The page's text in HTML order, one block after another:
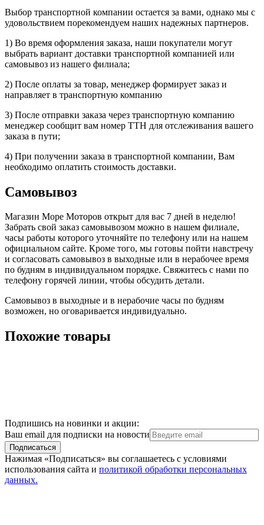
Выбор транспортной компании остается за вами, однако мы с
удовольствием порекомендуем наших надежных партнеров.
1) Во время оформления заказа, наши покупатели могут
выбрать вариант доставки транспортной компанией или
самовывоз из нашего филиала;
2) После оплаты за товар, менеджер формирует заказ и
направляет в транспортную компанию
3) После отправки заказа через транспортную компанию
менеджер сообщит вам номер ТТН для отслеживания вашего
заказа в пути;
4) При получении заказа в транспортной компании, Вам
необходимо оплатить стоимость доставки.
Самовывоз
Магазин Море Моторов открыт для вас 7 дней в неделю!
Забрать свой заказ самовывозом можно в нашем филиале,
часы работы которого уточняйте по телефону или на нашем
официальном сайте. Кроме того, мы готовы пойти навстречу
и согласовать самовывоз в выходные или в нерабочее время
по будням в индивидуальном порядке. Свяжитесь с нами по
телефону горячей линии, чтобы обсудить детали.
Самовывоз в выходные и в нерабочие часы по будням
возможен, но оговаривается индивидуально.
Похожие товары
Подпишись на новинки и акции:
Ваш email для подписки на новости
Подписаться
Нажимая «Подписаться» вы соглашаетесь с условиями
использования сайта и политикой обработки персональных
данных.